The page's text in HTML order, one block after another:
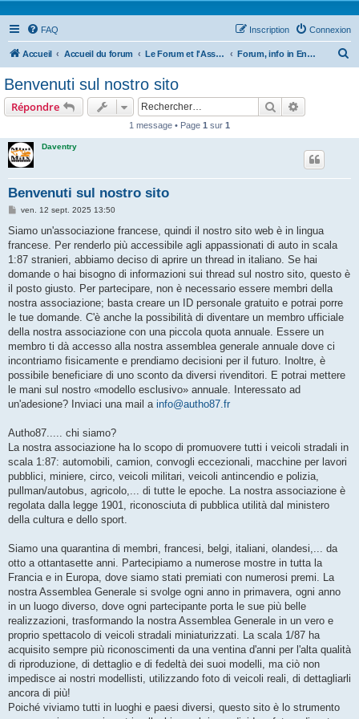
FAQ Connexion
Inscription
Accueil Accueil du forum Le Forum et l'Association Forum, info in English, Deutsch, Italiano, Nederlands
Benvenuti sul nostro sito
Répondre Rechercher
1 message • Page 1 sur 1
Daventry
Benvenuti sul nostro sito
M
s
a
g
ven. 12 sept. 2025 13:50
Siamo un'associazione francese, quindi il nostro sito web è in lingua
francese. Per renderlo più accessibile agli appassionati di auto in scala
1:87 stranieri, abbiamo deciso di aprire un thread in italiano. Se hai
domande o hai bisogno di informazioni sui thread sul nostro sito, questo è
il posto giusto. Per partecipare, non è necessario essere membri della
nostra associazione; basta creare un ID personale gratuito e potrai porre
le tue domande. C'è anche la possibilità di diventare un membro ufficiale
della nostra associazione con una piccola quota annuale. Essere un
membro ti dà accesso alla nostra assemblea generale annuale dove ci
incontriamo fisicamente e prendiamo decisioni per il futuro. Inoltre, è
possibile beneficiare di uno sconto da diversi rivenditori. E potrai mettere
le mani sul nostro «modello esclusivo» annuale. Interessato ad
un'adesione? Inviaci una mail a info@autho87.fr
Autho87..... chi siamo?
La nostra associazione ha lo scopo di promuovere tutti i veicoli stradali in
scala 1:87: automobili, camion, convogli eccezionali, macchine per lavori
pubblici, miniere, circo, veicoli militari, veicoli antincendio e polizia,
pullman/autobus, agricolo,... di tutte le epoche. La nostra associazione è
regolata dalla legge 1901, riconosciuta di pubblica utilità dal ministero
della cultura e dello sport.
Siamo una quarantina di membri, francesi, belgi, italiani, olandesi,... da
otto a ottantasette anni. Partecipiamo a numerose mostre in tutta la
Francia e in Europa, dove siamo stati premiati con numerosi premi. La
nostra Assemblea Generale si svolge ogni anno in primavera, ogni anno
in un luogo diverso, dove ogni partecipante porta le sue più belle
realizzazioni, trasformando la nostra Assemblea Generale in un vero e
proprio spettacolo di veicoli stradali miniaturizzati. La scala 1/87 ha
acquisito sempre più riconoscimenti da una ventina d'anni per l'alta qualità
di riproduzione, di dettaglio e di fedeltà dei suoi modelli, ma ciò non
impedisce ai nostri modellisti, utilizzando foto di veicoli reali, di dettagliarli
ancora di più!
Poiché viviamo tutti in luoghi e paesi diversi, questo sito è lo strumento